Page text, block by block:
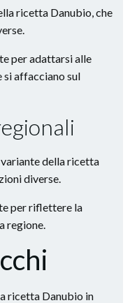
ricetta Danubio, che
per adattarsi alle
si affacciano sul
della ricetta
diverse.
per riflettere la
regione.
ricetta Danubio in